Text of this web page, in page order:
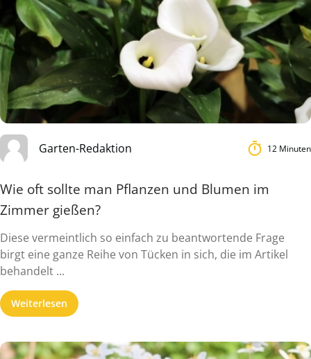
Garten-Redaktion 12 Minuten
Wie oft sollte man Pflanzen und Blumen im
Zimmer gießen?
Diese vermeintlich so einfach zu beantwortende Frage
birgt eine ganze Reihe von Tücken in sich, die im Artikel
behandelt ...
Weiterlesen